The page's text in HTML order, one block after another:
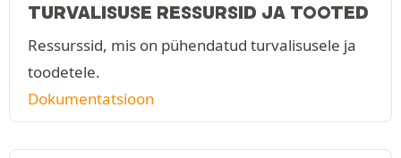
TURVALISUSE RESSURSID JA TOOTED
Ressurssid, mis on pühendatud turvalisusele ja
toodetele.
Dokumentatsioon